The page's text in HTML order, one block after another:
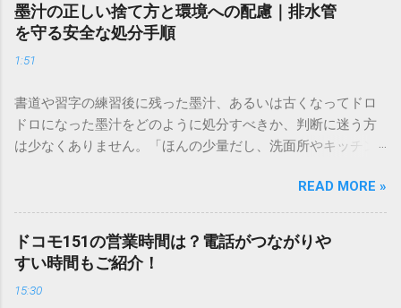
墨汁の正しい捨て方と環境への配慮｜排水管
を守る安全な処分手順
1:51
書道や習字の練習後に残った墨汁、あるいは古くなってドロ
ドロになった墨汁をどのように処分すべきか、判断に迷う方
は少なくありません。「ほんの少量だし、洗面所やキッチン
と、実は予期せぬトラブルを招く原因となります。 墨汁は、
一般的な生活排水とは性質が大きく異なります。そのまま排
水口へ流すことは環境負荷だけでなく、ご自宅の排水設備を
傷める可能性も高いため、非常に危険です。この記事では、
墨汁を安全かつ環境に優しい方法で処分するための手順と、
容器を適切に分別する方法を徹底解説します。 墨汁を「排水
READ MORE »
ドコモ151の営業時間は？電話がつながりや
すい時間もご紹介！
15:30